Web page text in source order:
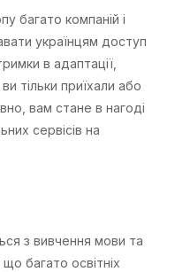
багато компаній і
українцям доступ
в адаптації,
тільки приїхали або
вам стане в нагоді
сервісів на
з вивчення мови та
багато освітніх